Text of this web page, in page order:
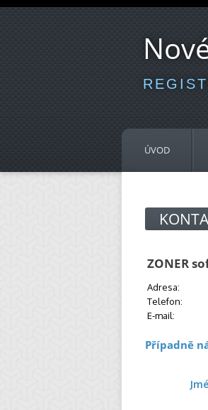
ÚVOD
ZONER
Adresa:
Telefon:
E-mail:
Případně